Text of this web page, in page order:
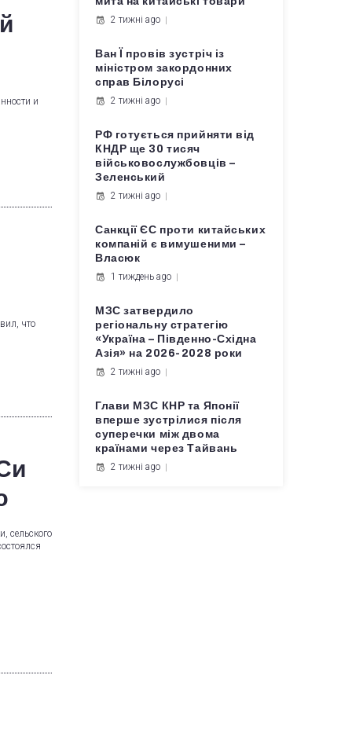
и
что
сельского
2 тижні ago
Ван Ї провів зустріч із
міністром закордонних
справ Білорусі
2 тижні ago
РФ готується прийняти від
КНДР ще 30 тисяч
військовослужбовців –
Зеленський
2 тижні ago
Санкції ЄС проти китайських
компаній є вимушеними –
Власюк
1 тиждень ago
МЗС затвердило
регіональну стратегію
«Україна – Південно-Східна
Азія» на 2026-2028 роки
2 тижні ago
Глави МЗС КНР та Японії
вперше зустрілися після
суперечки між двома
країнами через Тайвань
2 тижні ago